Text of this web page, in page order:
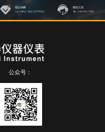
公众号：